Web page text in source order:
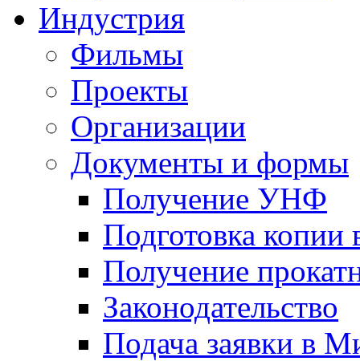
Индустрия
Фильмы
Проекты
Организации
Документы и формы
Получение УНФ
Подготовка копии
Получение
Законодательство
Подача заявки в